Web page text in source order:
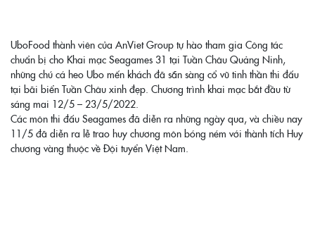
UboFood thành viên của AnViet Group tự hào tham gia Công tác
chuẩn bị cho Khai mạc Seagames 31 tại Tuần Châu Quảng Ninh,
những chú cá heo Ubo mến khách đã sẵn sàng cổ vũ tinh thần thi đấu
tại bãi biển Tuần Châu xinh đẹp. Chương trình khai mạc bắt đầu từ
sáng mai 12/5 – 23/5/2022.
Các môn thi đấu Seagames đã diễn ra những ngày qua, và chiều nay
11/5 đã diễn ra lễ trao huy chương môn bóng ném với thành tích Huy
chương vàng thuộc về Đội tuyển Việt Nam.